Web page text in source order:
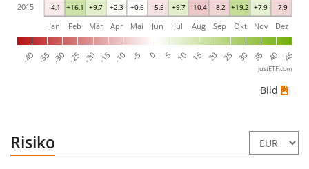
-4,1 +16,1 +9,7 +2,3 +0,6 -5,5 +9,7 -10,4 -8,2 +19,2 +7,9 -7,9
-40 -35 -30 -25 -20 -15 -10 -5 0 5 10 15 20 25 30 35 40 45
Jan Feb Mär Apr Mai Jun Jul Aug Sep Okt Nov Dez
2015
justETF.com
Bild
Risiko